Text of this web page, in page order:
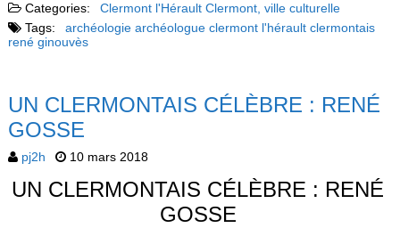
Categories: Clermont l'Hérault Clermont, ville culturelle
Tags:
archéologie archéologue clermont l'hérault clermontais
rené ginouvès
UN CLERMONTAIS CÉLÈBRE : RENÉ
GOSSE
pj2h 10 mars 2018
UN CLERMONTAIS CÉLÈBRE : RENÉ
GOSSE